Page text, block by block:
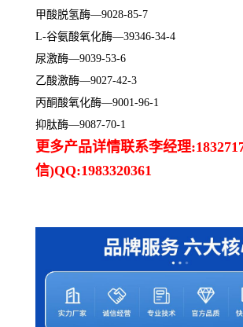
甲酸脱氢酶—9028-85-7
L-谷氨酸氧化酶—39346-34-4
尿激酶—9039-53-6
乙酸激酶—9027-42-3
丙酮酸氧化酶—9001-96-1
抑肽酶—9087-70-1
更多产品详情联系李经理
信)QQ:1983320361